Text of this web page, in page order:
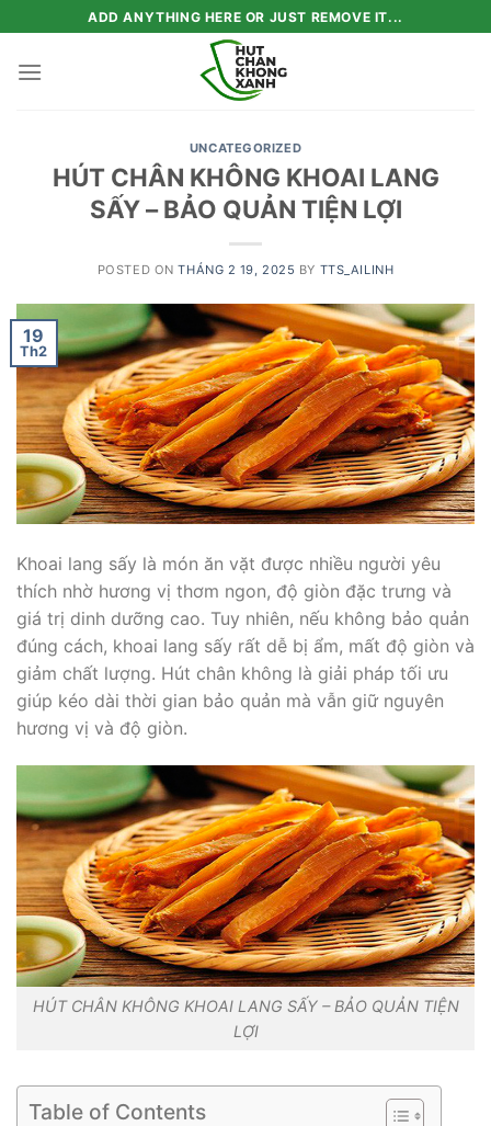
to
content
ADD ANYTHING HERE OR JUST REMOVE IT...
UNCATEGORIZED
HÚT CHÂN KHÔNG KHOAI LANG
SẤY – BẢO QUẢN TIỆN LỢI
POSTED ONTHÁNG 2 19, 2025 BY TTS_AILINH
19
Th2
Khoai lang sấy là món ăn vặt được nhiều người yêu
thích nhờ hương vị thơm ngon, độ giòn đặc trưng và
giá trị dinh dưỡng cao. Tuy nhiên, nếu không bảo quản
đúng cách, khoai lang sấy rất dễ bị ẩm, mất độ giòn và
giảm chất lượng. Hút chân không là giải pháp tối ưu
giúp kéo dài thời gian bảo quản mà vẫn giữ nguyên
hương vị và độ giòn.
HÚT CHÂN KHÔNG KHOAI LANG SẤY – BẢO QUẢN TIỆN
LỢI
Table of Contents